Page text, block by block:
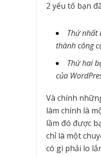
2 yếu tố bạn
Thứ nhất
thành công
Thứ hai
của
Và chính
làm chính là
lầm đó được
chỉ là một
có gì phải lo